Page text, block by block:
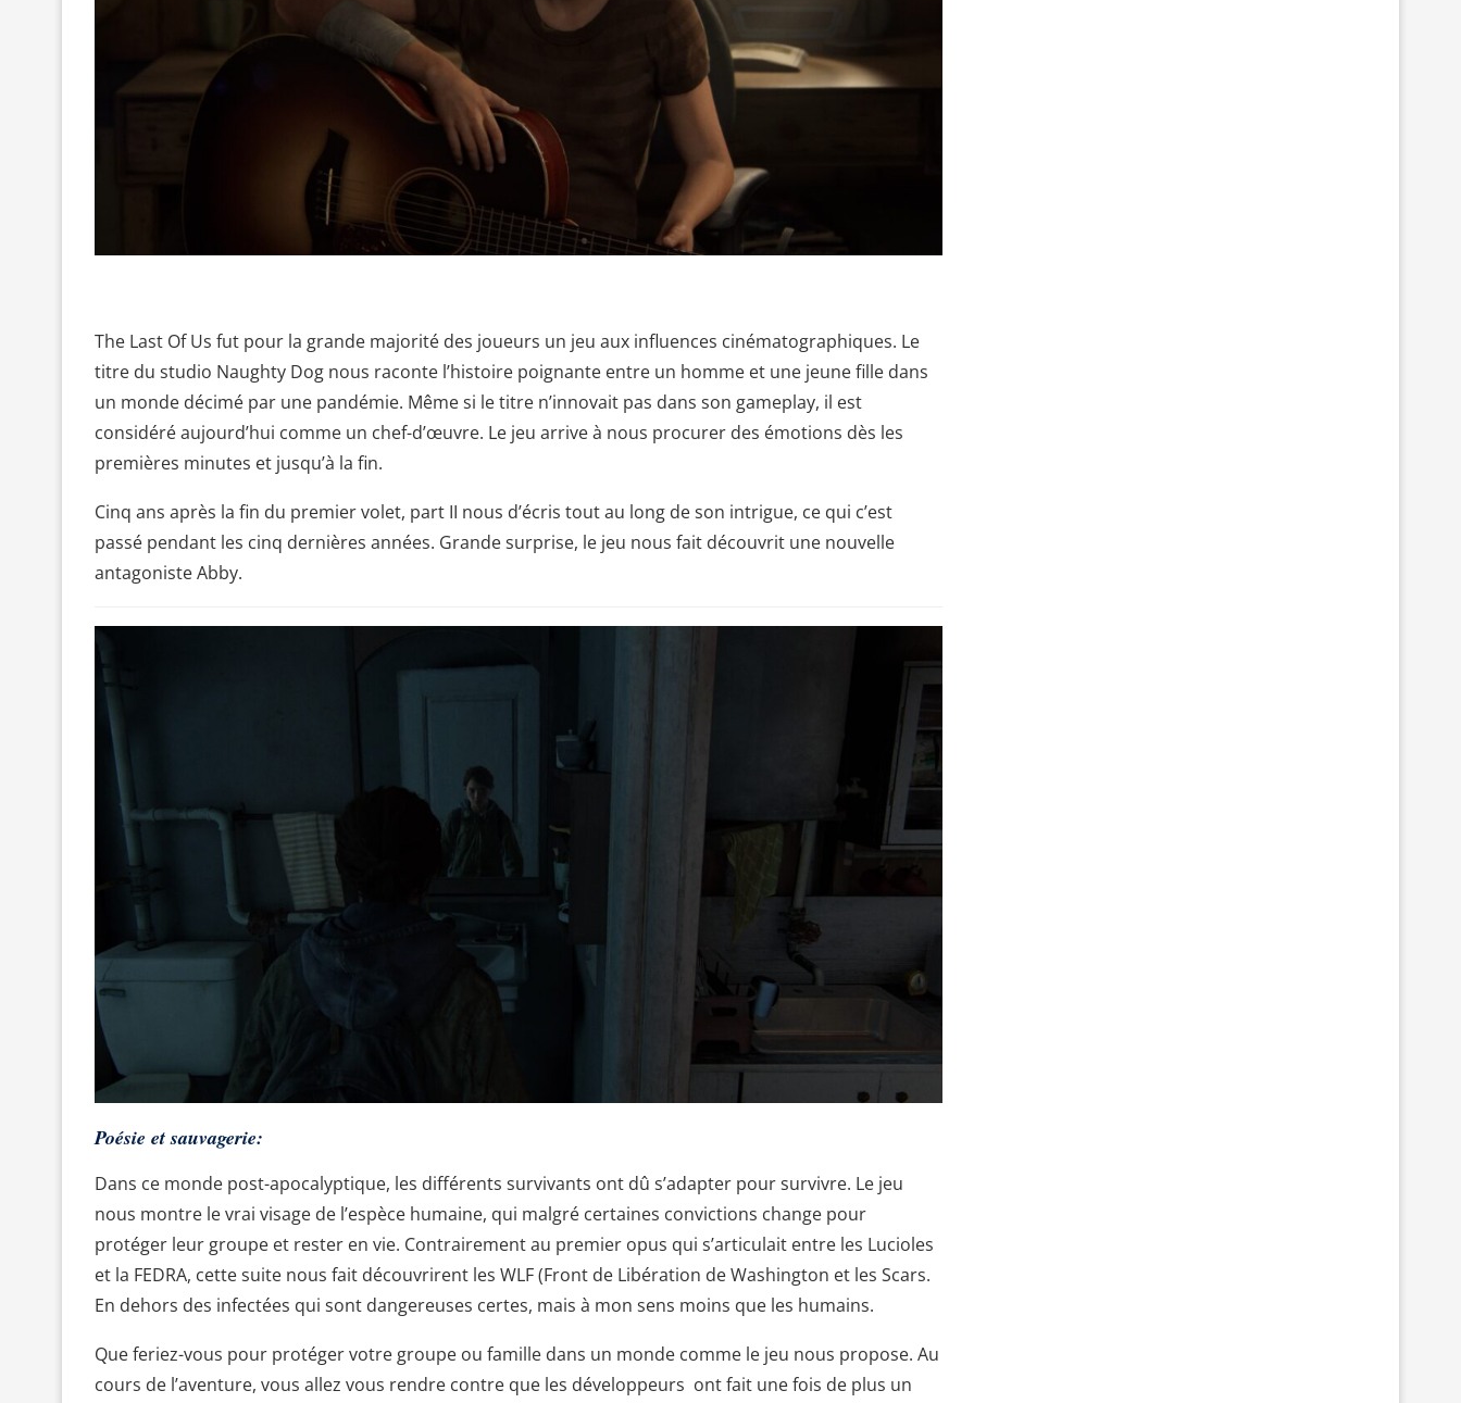
The Last Of Us fut pour la grande majorité des joueurs un jeu aux influences cinématographiques. Le
titre du studio Naughty Dog nous raconte l’histoire poignante entre un homme et une jeune fille dans
un monde décimé par une pandémie. Même si le titre n’innovait pas dans son gameplay, il est
considéré aujourd’hui comme un chef-d’œuvre. Le jeu arrive à nous procurer des émotions dès les
premières minutes et jusqu’à la fin.
Cinq ans après la fin du premier volet, part II nous d’écris tout au long de son intrigue, ce qui c’est
passé pendant les cinq dernières années. Grande surprise, le jeu nous fait découvrit une nouvelle
antagoniste Abby.
Poésie et sauvagerie:
Dans ce monde post-apocalyptique, les différents survivants ont dû s’adapter pour survivre. Le jeu
nous montre le vrai visage de l’espèce humaine, qui malgré certaines convictions change pour
protéger leur groupe et rester en vie. Contrairement au premier opus qui s’articulait entre les Lucioles
et la FEDRA, cette suite nous fait découvrirent les WLF (Front de Libération de Washington et les Scars.
En dehors des infectées qui sont dangereuses certes, mais à mon sens moins que les humains.
Que feriez-vous pour protéger votre groupe ou famille dans un monde comme le jeu nous propose. Au
cours de l’aventure, vous allez vous rendre contre que les développeurs ont fait une fois de plus un